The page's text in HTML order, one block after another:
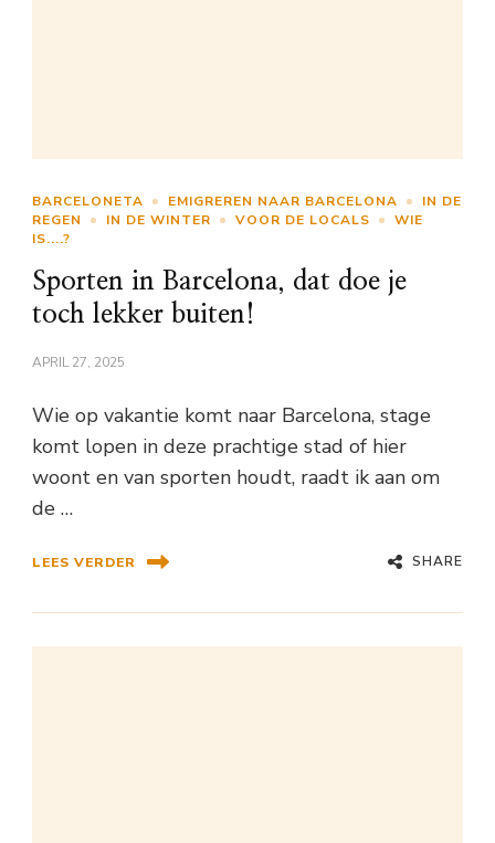
BARCELONETA EMIGREREN NAAR BARCELONA
IN DE
REGEN
IN DE WINTER VOOR DE LOCALS
WIE
IS....?
Sporten in Barcelona, dat doe je
toch lekker buiten!
APRIL 27, 2025
Wie op vakantie komt naar Barcelona, stage
komt lopen in deze prachtige stad of hier
woont en van sporten houdt, raadt ik aan om
de …
LEES VERDER SHARE